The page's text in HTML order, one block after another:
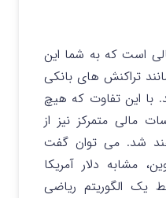
است که به شما این
تراکنش های بانکی
با این تفاوت که هیچ
مالی متمرکز نیز از
شد. می توان گفت
مشابه دلار آمریکا
الگوریتم ریاضی